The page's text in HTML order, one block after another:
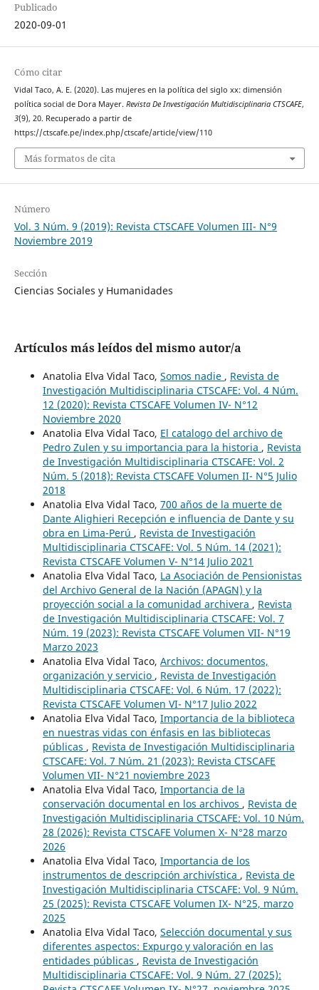
Publicado
2020-09-01
Cómo citar
Vidal Taco, A. E. (2020). Las mujeres en la política del siglo xx: dimensión
política social de Dora Mayer. Revista De Investigación Multidisciplinaria CTSCAFE,
3(9), 20. Recuperado a partir de
https://ctscafe.pe/index.php/ctscafe/article/view/110
Más formatos de cita
Número
Vol. 3 Núm. 9 (2019): Revista CTSCAFE Volumen III- N°9
Noviembre 2019
Sección
Ciencias Sociales y Humanidades
Artículos más leídos del mismo autor/a
Anatolia Elva Vidal Taco, Somos nadie , Revista de
Investigación Multidisciplinaria CTSCAFE: Vol. 4 Núm.
12 (2020): Revista CTSCAFE Volumen IV- N°12
Noviembre 2020
Anatolia Elva Vidal Taco, El catalogo del archivo de
Pedro Zulen y su importancia para la historia , Revista
de Investigación Multidisciplinaria CTSCAFE: Vol. 2
Núm. 5 (2018): Revista CTSCAFE Volumen II- N°5 Julio
2018
Anatolia Elva Vidal Taco, 700 años de la muerte de
Dante Alighieri Recepción e influencia de Dante y su
obra en Lima-Perú , Revista de Investigación
Multidisciplinaria CTSCAFE: Vol. 5 Núm. 14 (2021):
Revista CTSCAFE Volumen V- N°14 Julio 2021
Anatolia Elva Vidal Taco, La Asociación de Pensionistas
del Archivo General de la Nación (APAGN) y la
proyección social a la comunidad archivera , Revista
de Investigación Multidisciplinaria CTSCAFE: Vol. 7
Núm. 19 (2023): Revista CTSCAFE Volumen VII- N°19
Marzo 2023
Anatolia Elva Vidal Taco, Archivos: documentos,
organización y servicio , Revista de Investigación
Multidisciplinaria CTSCAFE: Vol. 6 Núm. 17 (2022):
Revista CTSCAFE Volumen VI- N°17 Julio 2022
Anatolia Elva Vidal Taco, Importancia de la biblioteca
en nuestras vidas con énfasis en las bibliotecas
públicas , Revista de Investigación Multidisciplinaria
CTSCAFE: Vol. 7 Núm. 21 (2023): Revista CTSCAFE
Volumen VII- N°21 noviembre 2023
Anatolia Elva Vidal Taco, Importancia de la
conservación documental en los archivos , Revista de
Investigación Multidisciplinaria CTSCAFE: Vol. 10 Núm.
28 (2026): Revista CTSCAFE Volumen X- N°28 marzo
2026
Anatolia Elva Vidal Taco, Importancia de los
instrumentos de descripción archivística , Revista de
Investigación Multidisciplinaria CTSCAFE: Vol. 9 Núm.
25 (2025): Revista CTSCAFE Volumen IX- N°25, marzo
2025
Anatolia Elva Vidal Taco, Selección documental y sus
diferentes aspectos: Expurgo y valoración en las
entidades públicas , Revista de Investigación
Multidisciplinaria CTSCAFE: Vol. 9 Núm. 27 (2025):